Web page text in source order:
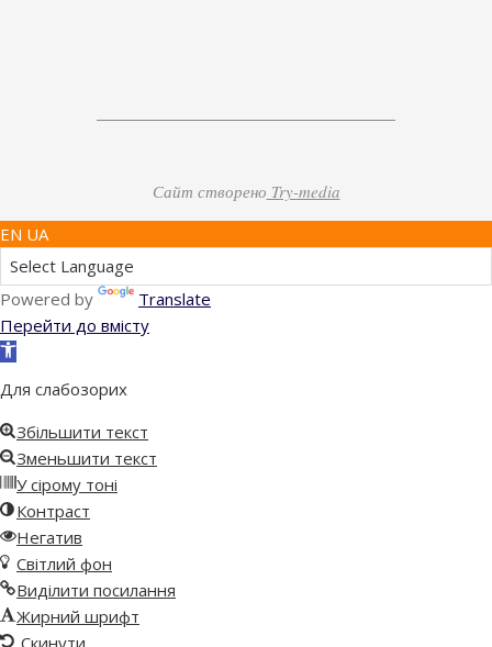
Сайт створено Try-media
EN UA
Powered by
Translate
Перейти до вмісту
Відкрити
інструментів
Для слабозорих
Збільшити текст
Зменьшити текст
У сірому тоні
Контраст
Негатив
Світлий фон
Виділити посилання
Жирний шрифт
Скинути